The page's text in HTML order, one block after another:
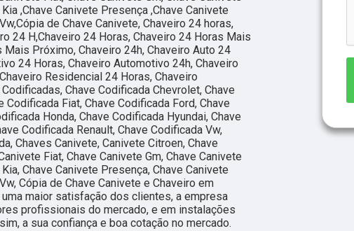
,Chave Canivete Presença ,Chave Canivete
de Chave Canivete, Chaveiro 24 horas,
24 H,Chaveiro 24 Horas, Chaveiro 24 Horas Mais
Mais Próximo, Chaveiro 24h, Chaveiro Auto 24
24 Horas, Chaveiro Automotivo 24h, Chaveiro
Residencial 24 Horas, Chaveiro
Chave Codificada Chevrolet, Chave
Codificada Fiat, Chave Codificada Ford, Chave
Honda, Chave Codificada Hyundai, Chave
Codificada Renault, Chave Codificada Vw,
Chaves Canivete, Canivete Citroen, Chave
Fiat, Chave Canivete Gm, Chave Canivete
Chave Canivete Presença, Chave Canivete
Cópia de Chave Canivete e Chaveiro em
maior satisfação dos clientes, a empresa
profissionais do mercado, e em instalações
a sua confiança e boa cotação no mercado.